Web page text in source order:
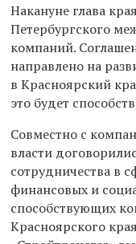
Накануне глава
Петербургского
компаний.
направлено на
в Красноярский
это будет
Совместно с
власти
сотрудничества в
финансовых и
способствующих
Красноярского